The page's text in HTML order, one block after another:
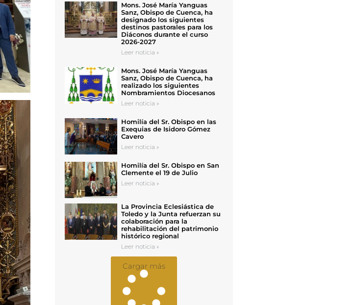
Mons. José María Yanguas
Sanz, Obispo de Cuenca, ha
designado los siguientes
destinos pastorales para los
Diáconos durante el curso
2026-2027
Leer noticia »
Mons. José María Yanguas
Sanz, Obispo de Cuenca, ha
realizado los siguientes
Nombramientos Diocesanos
Leer noticia »
Homilía del Sr. Obispo en las
Exequias de Isidoro Gómez
Cavero
Leer noticia »
Homilía del Sr. Obispo en San
Clemente el 19 de Julio
Leer noticia »
La Provincia Eclesiástica de
Toledo y la Junta refuerzan su
colaboración para la
rehabilitación del patrimonio
histórico regional
Leer noticia »
Cargar más